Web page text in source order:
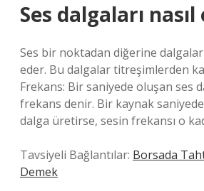
Ses dalgaları
Ses bir noktadan diğerine
eder. Bu dalgalar titreşimlerden
Frekans: Bir saniyede oluşan ses
frekans denir. Bir kaynak
dalga üretirse, sesin frekansı o
Tavsiyeli Bağlantılar: Borsada
Demek